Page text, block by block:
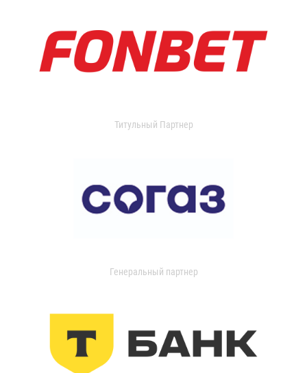
Титульный Партнер
Генеральный партнер